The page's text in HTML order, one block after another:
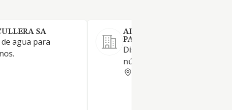
SA
agua para
AIGUES MUNICIPALS DE
PATERNA SA
Distribución de agua
núcleos urbanos.